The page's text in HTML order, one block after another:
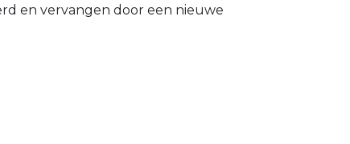
en vervangen door een nieuwe